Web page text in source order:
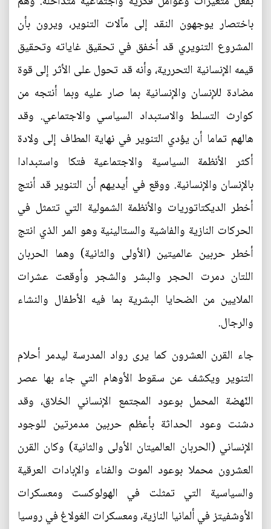
باختصار يوجهون النقد إلى مآلات التنوير، ويرون بأن
المشروع التنويري قد أخفق في تحقيق غاياته وتحقيق
قيمه الإنسانية التحررية، وأنه قد تحول على الأثر إلى قوة
مضادة للإنسان والإنسانية بما صار عليه وبما أنتجه من
كوارث التسلط والاستبداد السياسي والاجتماعي. وقد
هالهم تماما أن يؤدي التنوير في نهاية المطاف إلى ولادة
أكثر الأنظمة السياسية والاجتماعية فتكا واستبدادا
بالإنسان والإنسانية. ووقع في أيديهم أن التنوير قد أنتج
أخطر الديكتاتوريات والأنظمة الشمولية التي تتمثل في
الحركات النازية والفاشية والستالينية وهو المر الذي انتج
أخطر حربين عالميتين (الأولى والثانية) وهما الحربان
اللتان دمرت الحجر والبشر والشجر وأوقعت عشرات
الملايين من الضحايا البشرية بما فيه الأطفال والنشاء
والرجال.
جاء القرن العشرون كما يرى رواد المدرسة ليدمر أحلام
التنوير ويكشف عن سقوط الأوهام التي جاء بها عصر
النّهضة المحمل بوعود المجتمع الإنساني الخلاق، وقد
دشنت وعود الحداثة بأعظم حربين مدمرتين للوجود
الإنساني (الحربان العالميتان الأولى والثانية) وكان القرن
العشرون محملا بوعود الموت والفناء والإبادات العرقية
والسياسية التي تمثلت في الهولوكست ومعسكرات
الأوشفيتز في ألمانيا النازية، ومعسكرات الغولاغ في روسيا